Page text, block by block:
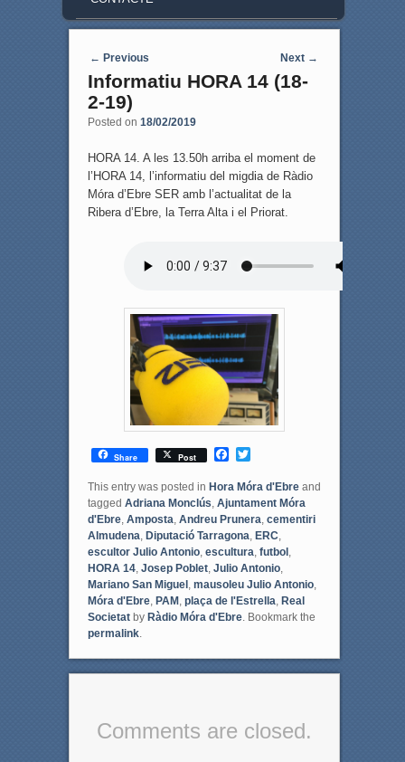
Post navigation
← Previous Next →
Informatiu HORA 14 (18-
2-19)
Posted on 18/02/2019
HORA 14. A les 13.50h arriba el moment de
l’HORA 14, l’informatiu del migdia de Ràdio
Móra d’Ebre SER amb l’actualitat de la
Ribera d’Ebre, la Terra Alta i el Priorat.
Share Post
F
c
e
b
o
o
k
T
i
t
t
e
r
This entry was posted in Hora Móra d'Ebreand
tagged Adriana Monclús Ajuntament Móra
d'Ebre, Amposta Andreu Prunera cementiri
Almudena Diputació Tarragona ERC
escultor Julio Antonio, escultura futbol,
HORA 14, Josep Poblet, Julio Antonio,
Mariano San Miguel, mausoleu Julio Antonio,
Móra d'Ebre, PAM, plaça de l'Estrella Real
Societatby Ràdio Móra d'Ebre. Bookmark the
permalink.
Comments are closed.